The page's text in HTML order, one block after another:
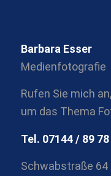
Barbara Esser
Medienfotografie
Rufen Sie mich
um das Thema
Tel. 07144 / 89 78
Schwabstraße 64